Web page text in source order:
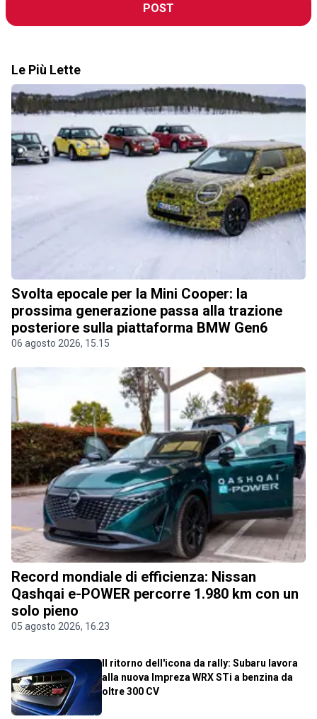
POST
Le Più Lette
Svolta epocale per la Mini Cooper: la
prossima generazione passa alla trazione
posteriore sulla piattaforma BMW Gen6
06 agosto 2026, 15.15
Record mondiale di efficienza: Nissan
Qashqai e-POWER percorre 1.980 km con un
solo pieno
05 agosto 2026, 16.23
Il ritorno dell'icona da rally: Subaru lavora
alla nuova Impreza WRX STi a benzina da
oltre 300 CV